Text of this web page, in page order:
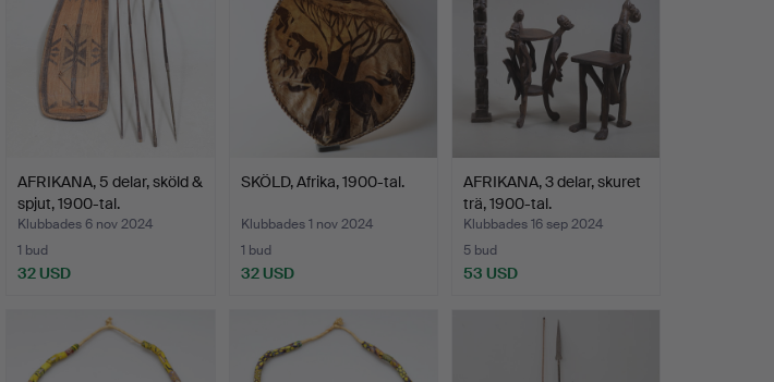
AFRIKANA, 5 delar, sköld &
spjut, 1900-tal.
Klubbades 6 nov 2024
1 bud
32 USD
SKÖLD, Afrika, 1900-tal.
Klubbades 1 nov 2024
1 bud
32 USD
AFRIKANA, 3 delar, skuret
trä, 1900-tal.
Klubbades 16 sep 2024
5 bud
53 USD